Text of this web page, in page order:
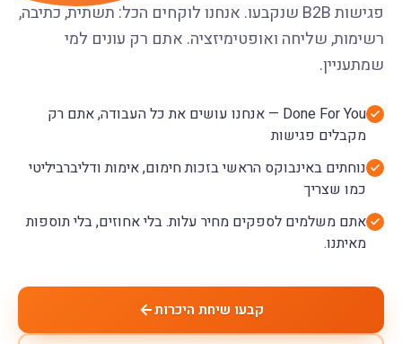
פגישות B2B שנקבעו. אנחנו לוקחים הכל: תשתית, כתיבה,
רשימות, שליחה ואופטימיזציה. אתם רק עונים למי
שמתעניין.
Done For You — אנחנו עושים את כל העבודה, אתם רק
מקבלים פגישות
נוחתים באינבוקס הראשי בזכות חימום, אימות ודליברביליטי
כמו שצריך
אתם משלמים לספקים מחיר עלות. בלי אחוזים, בלי תוספות
מאיתנו.
קבעו שיחת היכרות